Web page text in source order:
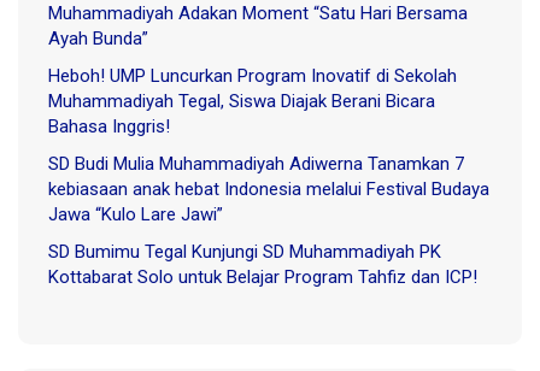
Muhammadiyah Adakan Moment “Satu Hari Bersama
Ayah Bunda”
Heboh! UMP Luncurkan Program Inovatif di Sekolah
Muhammadiyah Tegal, Siswa Diajak Berani Bicara
Bahasa Inggris!
SD Budi Mulia Muhammadiyah Adiwerna Tanamkan 7
kebiasaan anak hebat Indonesia melalui Festival Budaya
Jawa “Kulo Lare Jawi”
SD Bumimu Tegal Kunjungi SD Muhammadiyah PK
Kottabarat Solo untuk Belajar Program Tahfiz dan ICP!